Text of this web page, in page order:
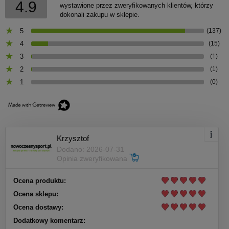
4.9
wystawione przez zweryfikowanych klientów, którzy
dokonali zakupu w sklepie.
5 (137)
4 (15)
3 (1)
2 (1)
1 (0)
Krzysztof
Dodano: 2026-07-31
Opinia zweryfikowana
Ocena produktu:
Ocena sklepu:
Ocena dostawy:
Dodatkowy komentarz: